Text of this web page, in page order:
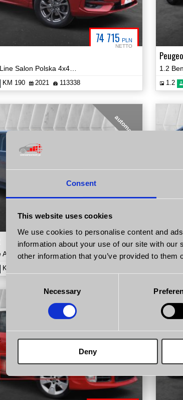
Consent
This website uses cookies
We use cookies to personalise content and
information about your use of our site with
other information that you’ve provided to
Selection
Necessary
Deny
74 715 PLN
NETTO
KM 190 2021 113338 1.2
39 900
automat
2.0 TDI S-Line Automat Multitronic Navi 2xPDC Prezentacja Video!
KM 177
Audi